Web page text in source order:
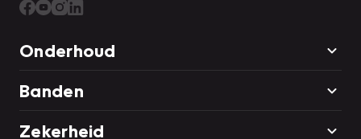
Onderhoud
Banden
Zekerheid